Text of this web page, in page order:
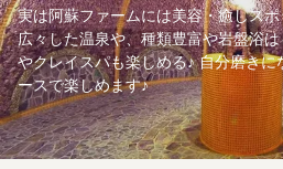
English
한국어
简体中文
実は阿蘇ファームには美容・癒しス
広々した温泉や、種類豊富や岩盤浴
やクレイスパも楽しめる♪ 自分磨き
ースで楽しめます♪